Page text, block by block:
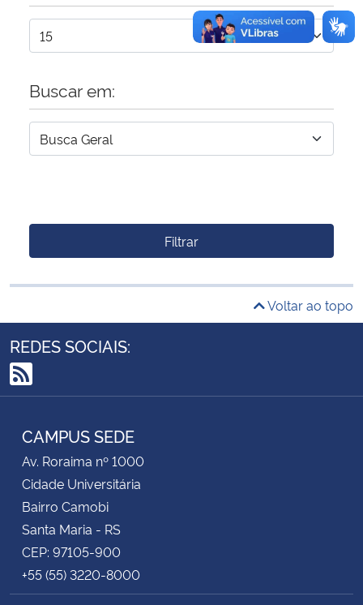
Banco Central do Brasil
Planalto
Buscar em:
Filtrar
Voltar ao topo
REDES SOCIAIS:
RSS
CAMPUS SEDE
Av. Roraima nº 1000
Cidade Universitária
Bairro Camobi
Santa Maria - RS
CEP: 97105-900
+55 (55) 3220-8000